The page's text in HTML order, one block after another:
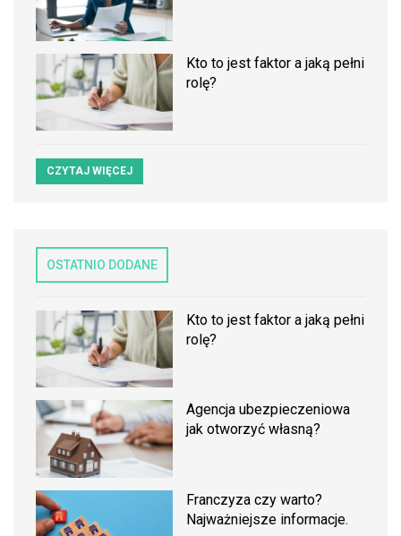
Kto to jest faktor a jaką pełni
rolę?
CZYTAJ WIĘCEJ
OSTATNIO DODANE
Kto to jest faktor a jaką pełni
rolę?
Agencja ubezpieczeniowa
jak otworzyć własną?
Franczyza czy warto?
Najważniejsze informacje.